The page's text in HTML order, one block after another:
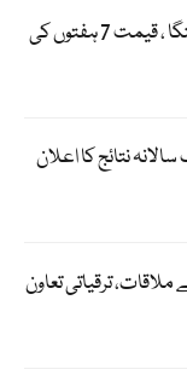
عالمی مارکیٹ میں سونا مزید مہنگا ، قیمت 7 ہفتوں کی
نتائج کا اعلان
ترقیاتی تعاون